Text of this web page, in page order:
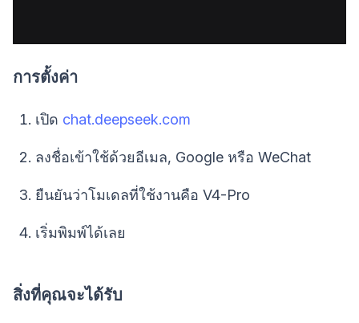
การตั้งค่า
เปิด chat.deepseek.com
ลงชื่อเข้าใช้ด้วยอีเมล, Google หรือ WeChat
ยืนยันว่าโมเดลที่ใช้งานคือ V4-Pro
เริ่มพิมพ์ได้เลย
สิ่งที่คุณจะได้รับ